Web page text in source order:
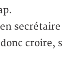
croire,